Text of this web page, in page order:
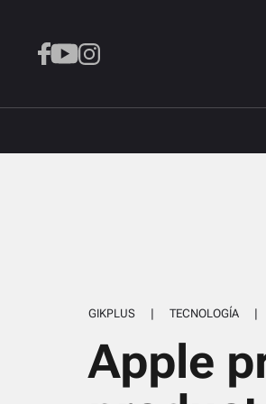
GIKPLUS | TECNOLOGÍA |
Apple